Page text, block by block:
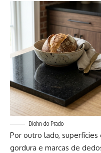
Diohn do Prado
Por outro lado, superfícies
gordura e marcas de